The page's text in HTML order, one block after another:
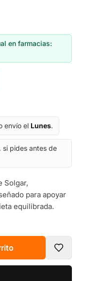
en farmacias:
envío el Lunes.
si pides antes de
Solgar,
para apoyar
equilibrada.